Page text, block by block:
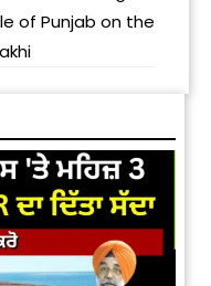
of Punjab on the